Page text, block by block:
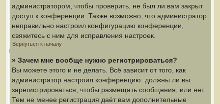
администратором, чтобы проверить, не был ли вам закрыт
доступ к конференции. Также возможно, что администратор
неправильно настроил конфигурацию конференции,
свяжитесь с ним для исправления настроек.
Вернуться к началу
» Зачем мне вообще нужно регистрироваться?
Вы можете этого и не делать. Всё зависит от того, как
администратор настроил конференцию: должны ли вы
зарегистрироваться, чтобы размещать сообщения, или нет.
Тем не менее регистрация даёт вам дополнительные